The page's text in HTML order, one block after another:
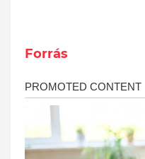
Forrás